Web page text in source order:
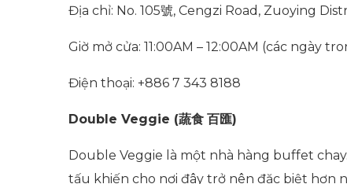
Địa chỉ: No. 105號, Cengzi Road, Zuoying
Giờ mở cửa: 11:00AM – 12:00AM (các ngày
Điện thoại: +886 7 343 8188
Double Veggie (蔬食 百匯)
Double Veggie là một nhà hàng buffet
tấu khiến cho nơi đây trở nên đặc biệt hơn